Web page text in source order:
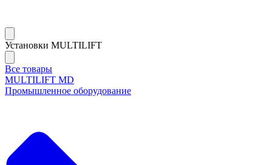
Установки MULTILIFT
Все товары
MULTILIFT MD
Промышленное оборудование